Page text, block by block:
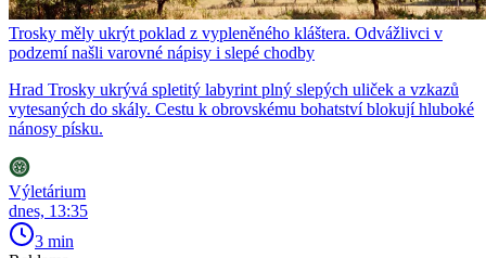
Trosky měly ukrýt poklad z vypleněného kláštera. Odvážlivci v
podzemí našli varovné nápisy i slepé chodby
Hrad Trosky ukrývá spletitý labyrint plný slepých uliček a vzkazů
vytesaných do skály. Cestu k obrovskému bohatství blokují hluboké
nánosy písku.
Výletárium
dnes, 13:35
3 min